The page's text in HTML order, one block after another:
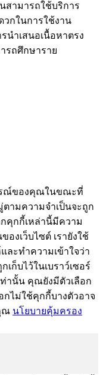
สามารถใช้บริการ
วกในการใช้งาน
นำเสนอเนื้อหาตรง
รถศึกษาราย
รณ์ของคุณในขณะที่
ามความจำเป็นจะถูก
กคุกกี้เหล่านี้มีความ
งเว็บไซต์ เรายังใช้
ละทำความเข้าใจว่า
ก็บไว้ในเบราว์เซอร์
านั้น คุณยังมีตัวเลือก
กไม่ใช้คุกกี้บางตัวอาจ
ณ นโยบายคุ้มครอง